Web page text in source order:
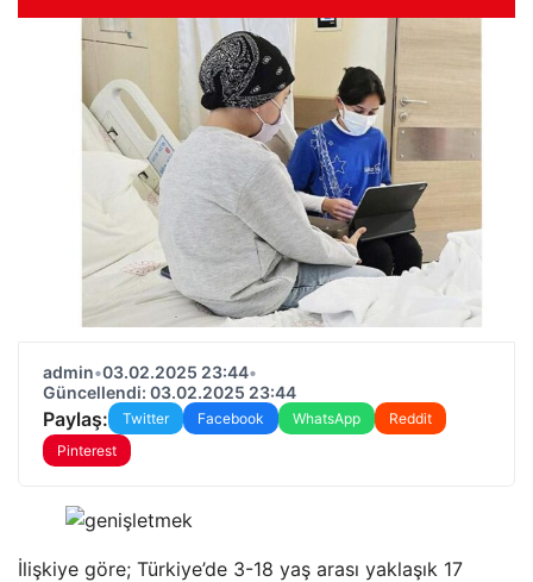
admin•03.02.2025 23:44•
Güncellendi: 03.02.2025 23:44
Paylaş: Twitter Facebook WhatsApp
Reddit
Pinterest
İlişkiye göre; Türkiye’de 3-18 yaş arası yaklaşık 17